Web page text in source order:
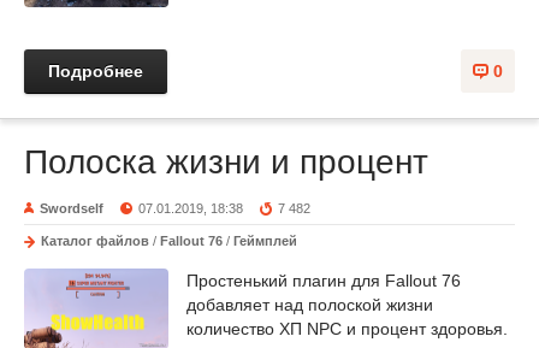
0
Подробнее
Полоска жизни и процент
Swordself 07.01.2019, 18:38 7 482
Каталог файлов / Fallout 76 / Геймплей
Простенький плагин для Fallout 76
добавляет над полоской жизни
количество ХП NPC и процент здоровья.